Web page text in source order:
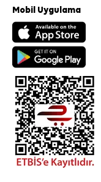
Mobil Uygulama